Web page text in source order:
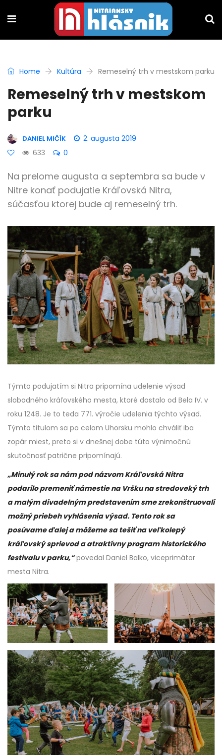
Home Kultúra Remeselný trh v mestskom parku
Remeselný trh v mestskom
parku
DANIEL MIČÍK
2. augusta 2019
633
0
Na prelome augusta a septembra sa bude v
Nitre konať podujatie Kráľovská Nitra,
súčasťou ktorej bude aj remeselný trh.
Týmto podujatím si Nitra pripomína udelenie výsad
slobodného kráľovského mesta, ktoré dostalo od Bela IV. v
roku 1248. Je to teda 771. výročie udelenia týchto výsad.
Týmto titulom sa po celom Uhorsku mohlo chváliť iba
zopár miest, preto si v dnešnej dobe túto výnimočnú
skutočnosť patrične pripomínajú.
„Minulý rok sa nám pod názvom Kráľovská Nitra
podarilo premeniť námestie na Vršku na stredoveký trh
a malým divadelným predstavením sme zrekonštruovali
možný priebeh vyhlásenia výsad. Tento rok sa
posúvame ďalej a môžeme sa tešiť na veľkolepý
kráľovský sprievod a atraktívny program historického
festivalu v parku,“povedal Daniel Balko, viceprimátor
mesta Nitra.